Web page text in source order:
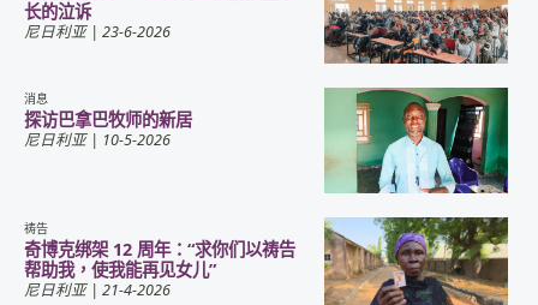
长的泣诉
尼日利亚| 23-6-2026
消息
探访巴拿巴牧师的新居
尼日利亚| 10-5-2026
祷告
奇博克绑架 12 周年：“求你们以祷告
帮助我，使我能再见女儿”
尼日利亚| 21-4-2026